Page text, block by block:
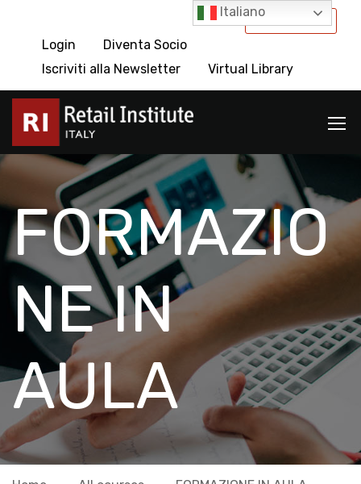
International
Login
Diventa Socio
Iscriviti alla Newsletter
Virtual Library
FORMAZIO
NE IN
AULA
Italiano